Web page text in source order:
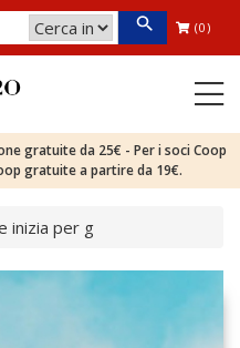
(0)
gratuite da 25€ - Per i soci Coop
gratuite a partire da 19€.
inizia per g